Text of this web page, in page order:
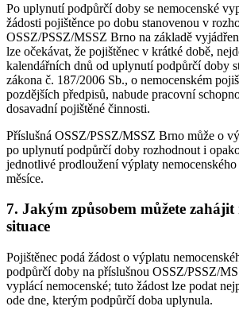
Po uplynutí podpůrčí doby se nemocenské
žádosti pojištěnce po dobu stanovenou v
OSSZ/PSSZ/MSSZ Brno na základě
lze očekávat, že pojištěnec v krátké době,
kalendářních dnů od uplynutí podpůrčí doby
zákona č. 187/2006 Sb., o nemocenském
pozdějších předpisů, nabude pracovní
dosavadní pojištěné činnosti.
Příslušná OSSZ/PSSZ/MSSZ Brno může o
po uplynutí podpůrčí doby rozhodnout i
jednotlivé prodloužení výplaty
měsíce.
7. Jakým způsobem můžete
situace
Pojištěnec podá žádost o výplatu
podpůrčí doby na příslušnou OSSZ/PSSZ/
vyplácí nemocenské; tuto žádost lze podat
ode dne, kterým podpůrčí doba uplynula.